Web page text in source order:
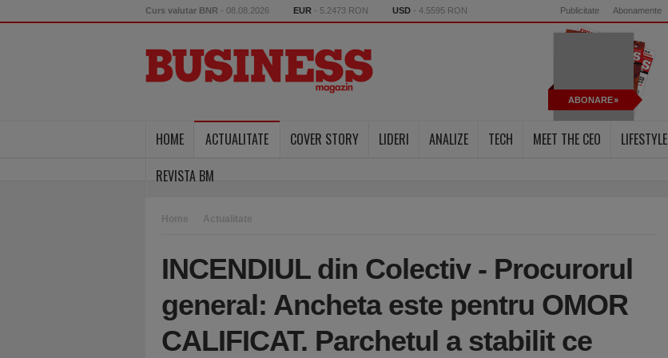
Curs valutar BNR - 08.08.2026 EUR - 5.2473 RON USD - 4.5595 RON Publicitate Abonamente
ABONARE
HOME ACTUALITATE COVER STORY LIDERI ANALIZE TECH MEET THE CEO LIFESTYLE
REVISTA BM
Home Actualitate
INCENDIUL din Colectiv - Procurorul
general: Ancheta este pentru OMOR
CALIFICAT. Parchetul a stabilit ce